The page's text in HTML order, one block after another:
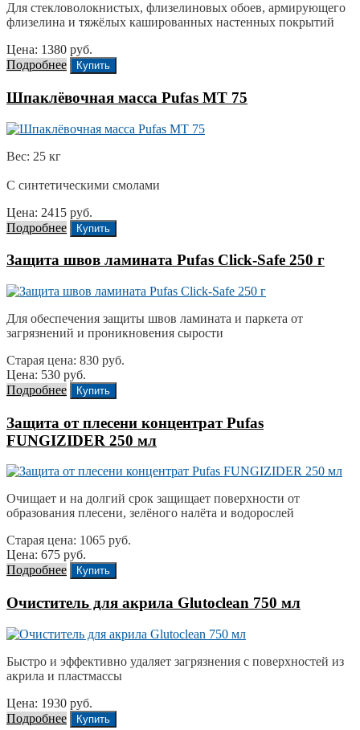
Для стекловолокнистых, флизелиновых обоев, армирующего
флизелина и тяжёлых кашированных настенных покрытий
Цена: 1380 руб.
Подробнее
Купить
Шпаклёвочная масса Pufas MT 75
Вес: 25 кг
С синтетическими смолами
Цена: 2415 руб.
Подробнее
Купить
Защита швов ламината Pufas Click-Safe 250 г
Для обеспечения защиты швов ламината и паркета от
загрязнений и проникновения сырости
Старая цена: 830 руб.
Цена: 530 руб.
Подробнее
Купить
Защита от плесени концентрат Pufas
FUNGIZIDER 250 мл
Очищает и на долгий срок защищает поверхности от
образования плесени, зелёного налёта и водорослей
Старая цена: 1065 руб.
Цена: 675 руб.
Подробнее
Купить
Очиститель для акрила Glutoclean 750 мл
Быстро и эффективно удаляет загрязнения с поверхностей из
акрила и пластмассы
Цена: 1930 руб.
Подробнее
Купить